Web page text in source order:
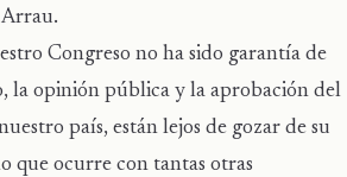
Congreso no ha sido garantía de
la opinión pública y la aprobación del
país, están lejos de gozar de su
que ocurre con tantas otras